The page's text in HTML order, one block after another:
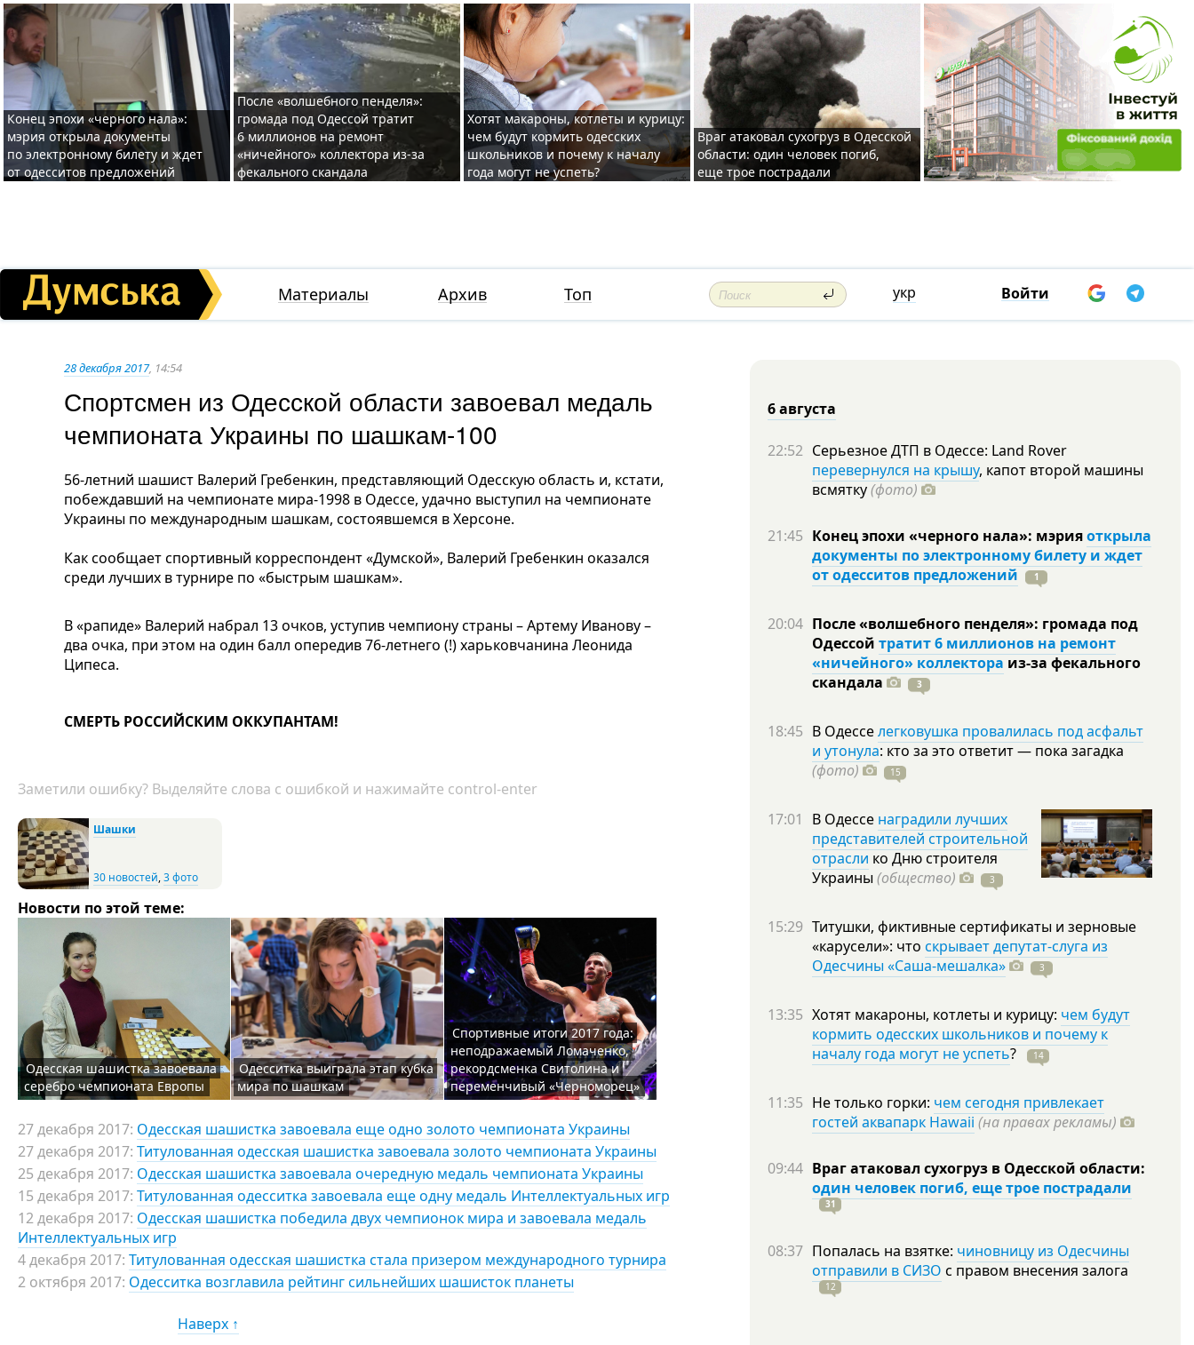
Конец эпохи «черного нала»:
мэрия открыла документы
по электронному билету и ждет
от одесситов предложений
После «волшебного пенделя»:
громада под Одессой тратит
6 миллионов на ремонт
«ничейного» коллектора из-за
фекального скандала
Хотят макароны, котлеты и курицу:
чем будут кормить одесских
школьников и почему к началу
года могут не успеть?
Враг атаковал сухогруз в Одесской
области: один человек погиб,
еще трое пострадали
Материалы Архив Топ укр Войти
28 декабря 2017, 14:54
Спортсмен из Одесской области завоевал медаль
чемпионата Украины по шашкам-100
56-летний шашист Валерий Гребенкин, представляющий Одесскую область и, кстати,
побеждавший на чемпионате мира-1998 в Одессе, удачно выступил на чемпионате
Украины по международным шашкам, состоявшемся в Херсоне.
Как сообщает спортивный корреспондент «Думской», Валерий Гребенкин оказался
среди лучших в турнире по «быстрым шашкам».
В «рапиде» Валерий набрал 13 очков, уступив чемпиону страны – Артему Иванову –
два очка, при этом на один балл опередив 76-летнего (!) харьковчанина Леонида
Ципеса.
СМЕРТЬ РОССИЙСКИМ ОККУПАНТАМ!
Заметили ошибку? Выделяйте слова с ошибкой и нажимайте control-enter
Шашки
30 новостей,3 фото
Новости по этой теме:
Одесская шашистка завоевала
серебро чемпионата Европы
Одесситка выиграла этап кубка
мира по шашкам
Спортивные итоги 2017 года:
неподражаемый Ломаченко,
рекордсменка Свитолина и
переменчивый «Черноморец»
27 декабря 2017: Одесская шашистка завоевала еще одно золото чемпионата Украины
27 декабря 2017: Титулованная одесская шашистка завоевала золото чемпионата Украины
25 декабря 2017: Одесская шашистка завоевала очередную медаль чемпионата Украины
15 декабря 2017: Титулованная одесситка завоевала еще одну медаль Интеллектуальных игр
12 декабря 2017: Одесская шашистка победила двух чемпионок мира и завоевала медаль
Интеллектуальных игр
4 декабря 2017: Титулованная одесская шашистка стала призером международного турнира
2 октября 2017: Одесситка возглавила рейтинг сильнейших шашисток планеты
Наверх ↑
6 августа
22:52 Серьезное ДТП в Одессе: Land Rover
перевернулся на крышу, капот второй машины
всмятку(фото)
21:45 Конец эпохи «черного нала»: мэрияоткрыла
документы по электронному билету и ждет
от одесситов предложений
1
20:04 После «волшебного пенделя»: громада под
Одессой тратит 6 миллионов на ремонт
«ничейного» коллектора из-за фекального
скандала
3
18:45 В Одесселегковушка провалилась под асфальт
и утонула: кто за это ответит — пока загадка
(фото)
15
17:01 В Одессе наградили лучших
представителей строительной
отрасли ко Дню строителя
Украины (общество) 3
15:29 Титушки, фиктивные сертификаты и зерновые
«карусели»: что скрывает депутат-слуга из
Одесчины «Саша-мешалка»
3
13:35 Хотят макароны, котлеты и курицу: чем будут
кормить одесских школьников и почему к
началу года могут не успеть? 14
11:35 Не только горки: чем сегодня привлекает
гостей аквапарк Hawaii (на правах рекламы)
09:44 Враг атаковал сухогруз в Одесской области:
один человек погиб, еще трое пострадали
31
08:37 Попалась на взятке: чиновницу из Одесчины
отправили в СИЗО с правом внесения залога
12